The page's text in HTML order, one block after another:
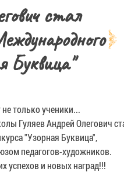
стал
Буквица"
только ученики...
Гуляев Андрей Олегович
"Узорная Буквица",
педагогов-художников.
успехов и новых наград!!!